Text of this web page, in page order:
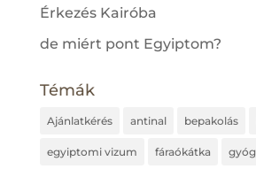
Érkezés Kairóba
de miért pont Egyiptom?
Témák
Ajánlatkérés antinal bepakolás
egyiptomi vizum fáraókátka